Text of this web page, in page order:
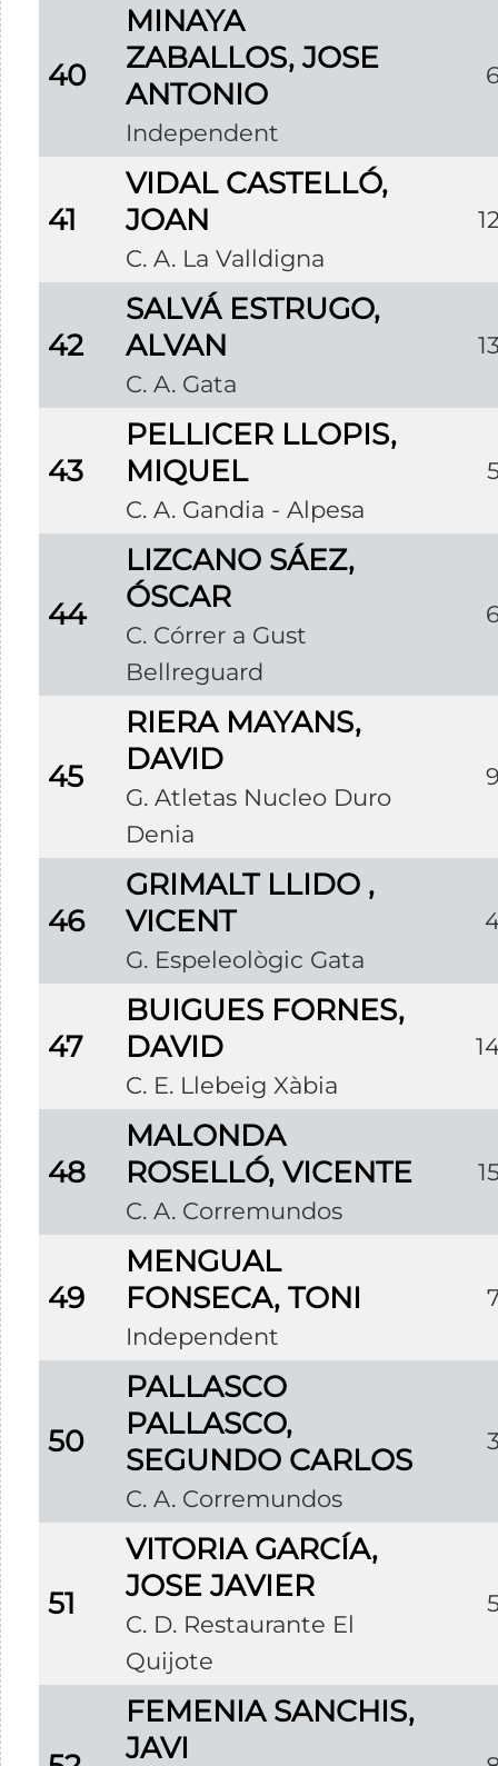
40
MINAYA
ZABALLOS, JOSE
ANTONIO
Independent
41
VIDAL CASTELLÓ,
JOAN
C. A. La Valldigna
42
SALVÁ ESTRUGO,
ALVAN
C. A. Gata
43
PELLICER LLOPIS,
MIQUEL
C. A. Gandia - Alpesa
44
LIZCANO SÁEZ,
ÓSCAR
C. Córrer a Gust
Bellreguard
45
RIERA MAYANS,
DAVID
G. Atletas Nucleo Duro
Denia
46
GRIMALT LLIDO ,
VICENT
G. Espeleològic Gata
47
BUIGUES FORNES,
DAVID
C. E. Llebeig Xàbia
48
MALONDA
ROSELLÓ, VICENTE
C. A. Corremundos
49
MENGUAL
FONSECA, TONI
Independent
50
PALLASCO
PALLASCO,
SEGUNDO CARLOS
C. A. Corremundos
51
VITORIA GARCÍA,
JOSE JAVIER
C. D. Restaurante El
Quijote
FEMENIA SANCHIS,
JAVI